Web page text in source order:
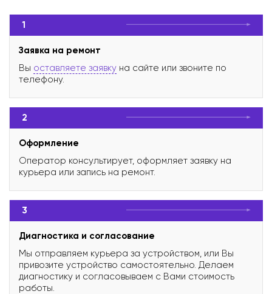
1
Заявка на ремонт
Вы оставляете заявку на сайте или звоните по
телефону.
2
Оформление
Оператор консультирует, оформляет заявку на
курьера или запись на ремонт.
3
Диагностика и согласование
Мы отправляем курьера за устройством, или Вы
привозите устройство самостоятельно. Делаем
диагностику и согласовываем с Вами стоимость
работы.